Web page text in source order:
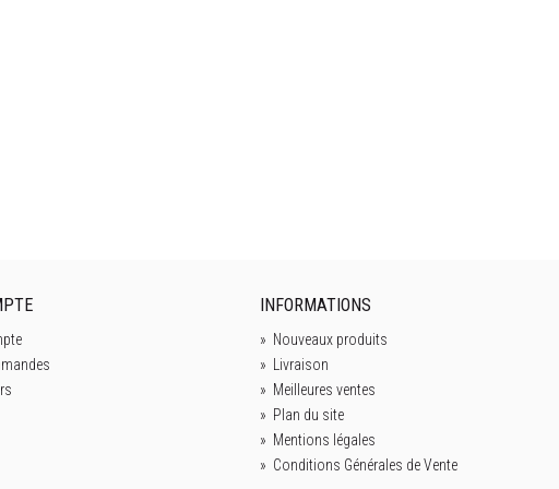
INFORMATIONS
» Nouveaux produits
»
Livraison
» Meilleures ventes
» Plan du site
» Mentions légales
» Conditions Générales de Vente